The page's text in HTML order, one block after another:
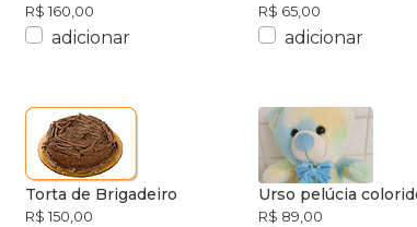
R$ 160,00
adicionar
R$ 65,00
adicionar
Torta de Brigadeiro
R$ 150,00
Urso pelúcia
R$ 89,00